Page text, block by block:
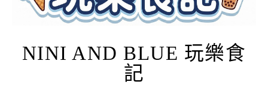
NINI AND BLUE 玩樂食
記